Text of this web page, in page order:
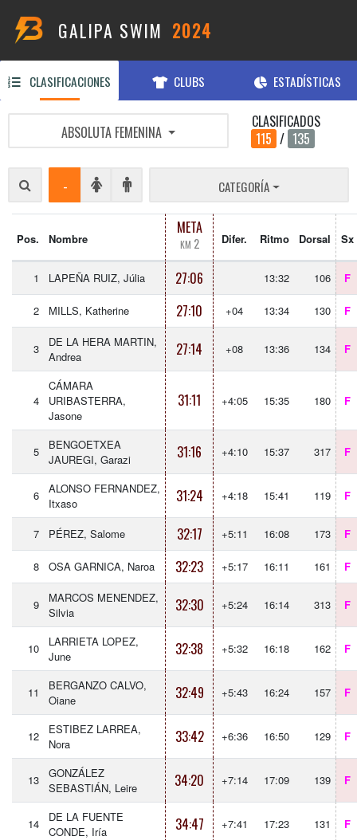
GALIPA SWIM 2024
CLASIFICACIONES CLUBS ESTADÍSTICAS
ABSOLUTA FEMENINA
CLASIFICADOS
115 / 135
- CATEGORÍA
Pos. Nombre
META
KM 2 Difer. Ritmo Dorsal Sx
1 LAPEÑA RUIZ, Júlia 27:06 13:32 106 F
2 MILLS, Katherine 27:10 +04 13:34 130 F
3
DE LA HERA MARTIN,
Andrea
27:14 +08 13:36 134 F
4
CÁMARA
URIBASTERRA,
Jasone
31:11 +4:05 15:35 180 F
5
BENGOETXEA
JAUREGI, Garazi
31:16 +4:10 15:37 317 F
6
ALONSO FERNANDEZ,
Itxaso
31:24 +4:18 15:41 119 F
7 PÉREZ, Salome 32:17 +5:11 16:08 173 F
8 OSA GARNICA, Naroa 32:23 +5:17 16:11 161 F
9
MARCOS MENENDEZ,
Silvia
32:30 +5:24 16:14 313 F
10
LARRIETA LOPEZ,
June
32:38 +5:32 16:18 162 F
11
BERGANZO CALVO,
Oiane
32:49 +5:43 16:24 157 F
12
ESTIBEZ LARREA,
Nora
33:42 +6:36 16:50 129 F
13
GONZÁLEZ
SEBASTIÁN, Leire
34:20 +7:14 17:09 139 F
14
DE LA FUENTE
CONDE, Iría
34:47 +7:41 17:23 131 F